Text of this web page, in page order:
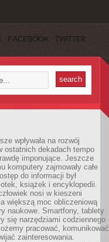
FACEBOOK TWITTER
wpływała na rozwój
ostatnich dekadach tempo
imponujące. Jeszcze
komputery zajmowały całe
do informacji był
książek i encyklopedii.
nosi w kieszeni
większą moc obliczeniową
naukowe. Smartfony, tablety
się narzędziami codziennego
pracować, komunikować
zainteresowania.